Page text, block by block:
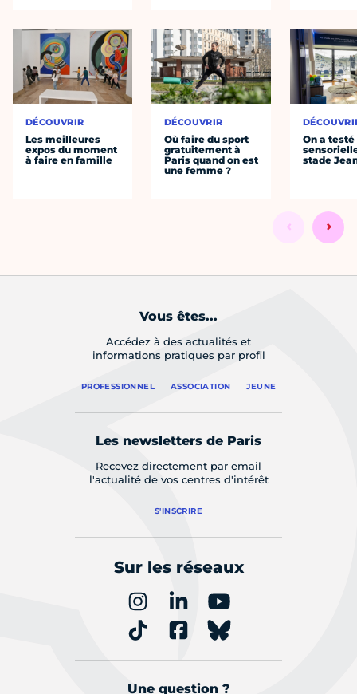
DÉCOUVRIR
Les meilleures
expos du moment
à faire en famille
DÉCOUVRIR
Où faire du sport
gratuitement à
Paris quand on est
une femme ?
On a
stade
Vous êtes...
Accédez à des actualités et
informations pratiques par profil
PROFESSIONNEL ASSOCIATION JEUNE
Les newsletters de Paris
Recevez directement par email
l'actualité de vos centres d'intérêt
S'INSCRIRE
Sur les réseaux
Une question ?